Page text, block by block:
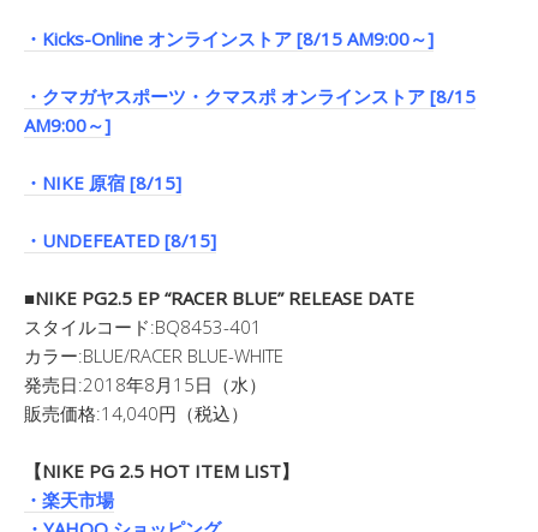
・Kicks-Online オンラインストア [8/15 AM9:00～]
・クマガヤスポーツ・クマスポ オンラインストア [8/15
AM9:00～]
・NIKE 原宿 [8/15]
・UNDEFEATED [8/15]
■NIKE PG2.5 EP “RACER BLUE” RELEASE DATE
スタイルコード:BQ8453-401
カラー:BLUE/RACER BLUE-WHITE
発売日:2018年8月15日（水）
販売価格:14,040円（税込）
【NIKE PG 2.5 HOT ITEM LIST】
・楽天市場